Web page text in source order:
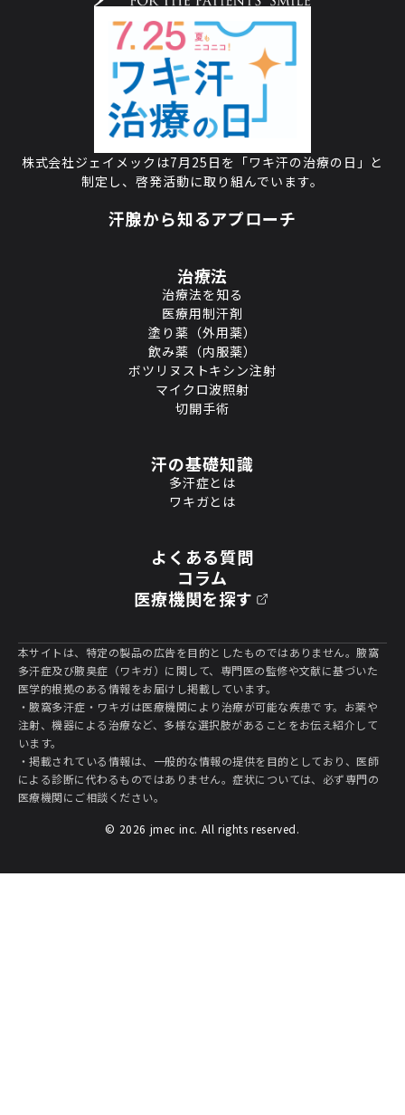
株式会社ジェイメックは7月25日を 「ワキ汗の治療の日」と
制定し、啓発活動に取り組んでいます。
汗腺から知るアプローチ
治療法
治療法を知る
医療用制汗剤
塗り薬（外用薬）
飲み薬（内服薬）
ボツリヌストキシン注射
マイクロ波照射
切開手術
汗の基礎知識
多汗症とは
ワキガとは
よくある質問
コラム
医療機関を探す
本サイトは、特定の製品の広告を目的としたものではありません。腋窩
多汗症及び腋臭症（ワキガ）に関して、専門医の監修や文献に基づいた
医学的根拠のある情報をお届けし掲載しています。
・腋窩多汗症・ワキガは医療機関により治療が可能な疾患です。お薬や
注射、機器による治療など、多様な選択肢があることをお伝え紹介して
います。
・掲載されている情報は、一般的な情報の提供を目的としており、医師
による診断に代わるものではありません。症状については、必ず専門の
医療機関にご相談ください。
© 2026 jmec inc. All rights reserved.